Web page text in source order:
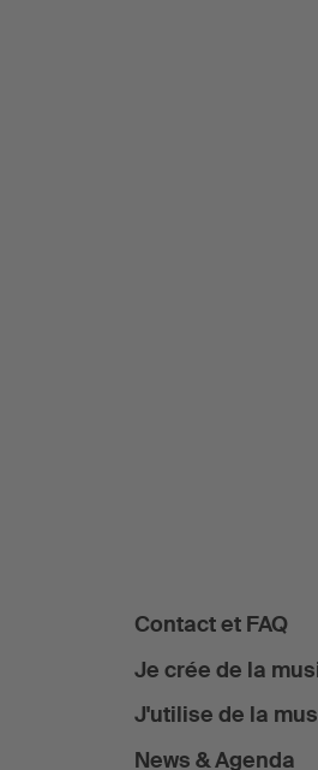
Contact et FAQ
Je crée de la
J'utilise de la
News & Agenda